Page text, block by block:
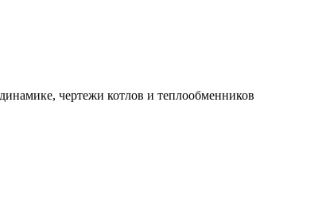
чертежи котлов и теплообменников